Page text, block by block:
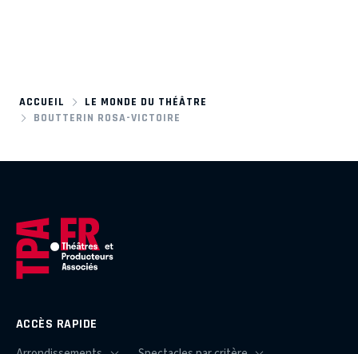
ACCUEIL
LE MONDE DU THÉÂTRE
BOUTTERIN ROSA-VICTOIRE
ACCÈS RAPIDE